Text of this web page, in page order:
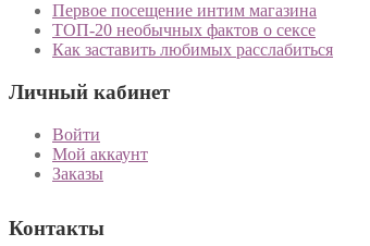
Первое посещение интим магазина
ТОП-20 необычных фактов о сексе
Как заставить любимых расслабиться
Личный кабинет
Войти
Мой аккаунт
Заказы
Контакты